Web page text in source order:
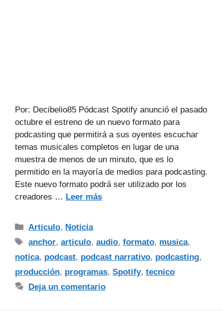
Por: Decibelio85 Pódcast Spotify anunció el pasado
octubre el estreno de un nuevo formato para
podcasting que permitirá a sus oyentes escuchar
temas musicales completos en lugar de una
muestra de menos de un minuto, que es lo
permitido en la mayoría de medios para podcasting.
Este nuevo formato podrá ser utilizado por los
creadores … Leer más
Articulo, Noticia
anchor,articulo,audio,formato, musica,
notica, podcast, podcast narrativo, podcasting,
producción, programas, Spotify, tecnico
Deja un comentario